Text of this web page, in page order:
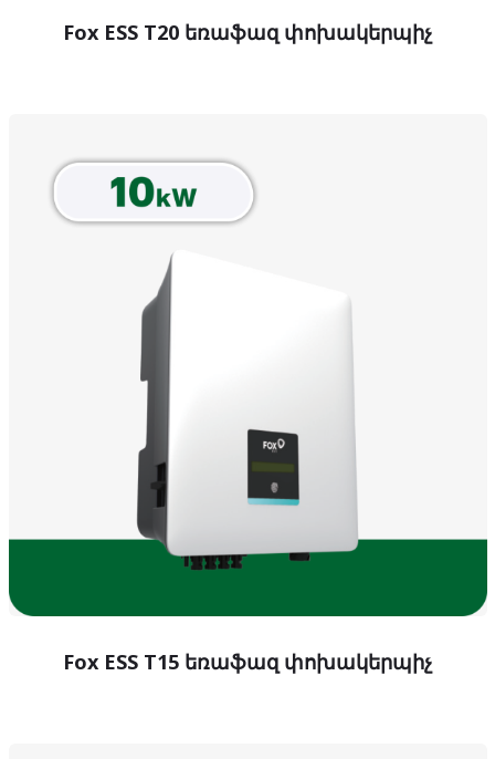
Fox ESS T20 եռաֆազ փոխակերպիչ
Fox ESS T15 եռաֆազ փոխակերպիչ